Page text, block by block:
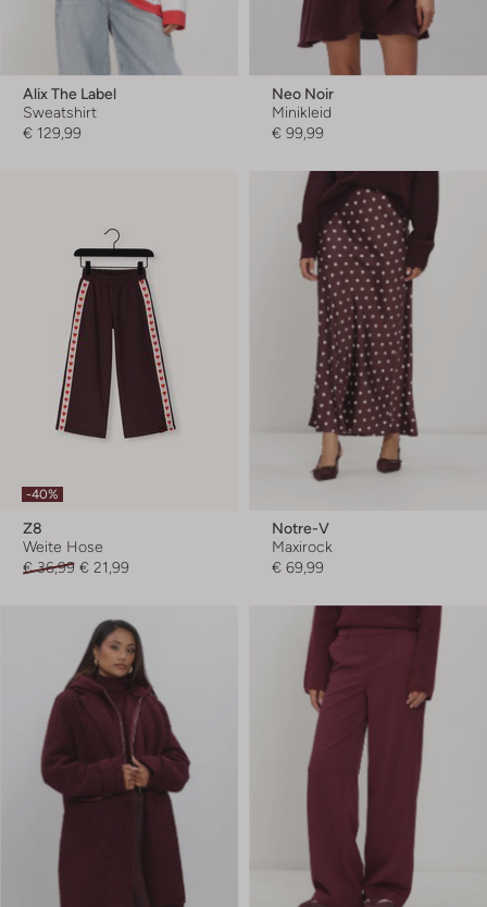
Alix The Label
Sweatshirt
€ 129,99
Neo Noir
Minikleid
€ 99,99
-40%
Z8
Weite Hose
€ 36,99 € 21,99
Notre-V
Maxirock
€ 69,99